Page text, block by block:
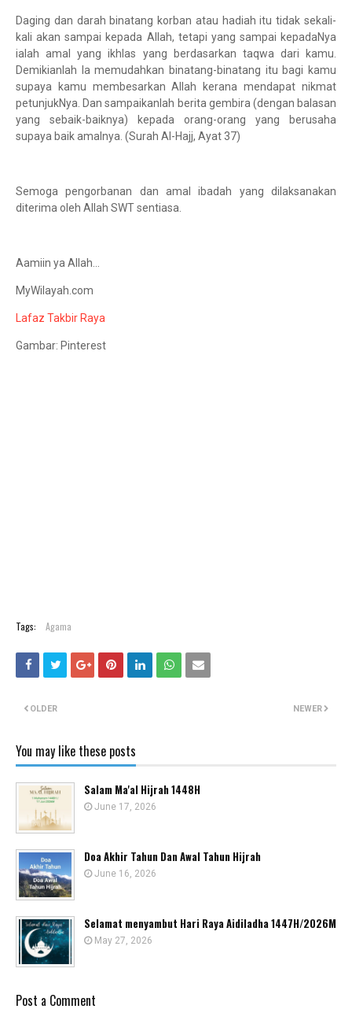
Daging dan darah binatang korban atau hadiah itu tidak sekali-
kali akan sampai kepada Allah, tetapi yang sampai kepadaNya
ialah amal yang ikhlas yang berdasarkan taqwa dari kamu.
Demikianlah Ia memudahkan binatang-binatang itu bagi kamu
supaya kamu membesarkan Allah kerana mendapat nikmat
petunjukNya. Dan sampaikanlah berita gembira (dengan balasan
yang sebaik-baiknya) kepada orang-orang yang berusaha
supaya baik amalnya. (Surah Al-Hajj, Ayat 37)
Semoga pengorbanan dan amal ibadah yang dilaksanakan
diterima oleh Allah SWT sentiasa.
Aamiin ya Allah...
MyWilayah.com
Lafaz Takbir Raya
Gambar: Pinterest
Tags: Agama
NEWER
OLDER
You may like these posts
Salam Ma'al Hijrah 1448H
June 17, 2026
Doa Akhir Tahun Dan Awal Tahun Hijrah
June 16, 2026
Selamat menyambut Hari Raya Aidiladha 1447H/2026M
May 27, 2026
Post a Comment